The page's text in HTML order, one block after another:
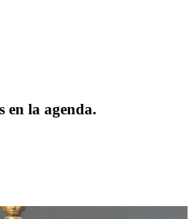
en la agenda.